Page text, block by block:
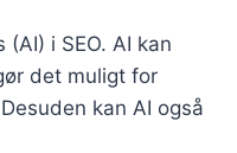
i SEO. AI kan
det muligt for
kan AI også